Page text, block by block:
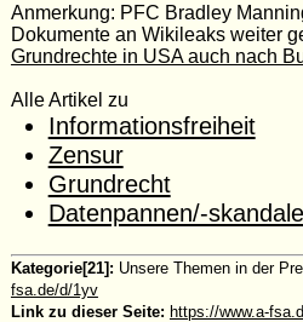
Anmerkung: PFC Bradley
Dokumente an Wikileaks weiter
Grundrechte in USA auch nach
Alle Artikel zu
Informationsfreiheit
Zensur
Grundrecht
Datenpannen/-skandale
Kategorie[21]: Unsere Themen in der
fsa.de/d/1yv
Link zu dieser Seite: https://www.a-